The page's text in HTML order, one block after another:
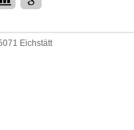
Eichstätt